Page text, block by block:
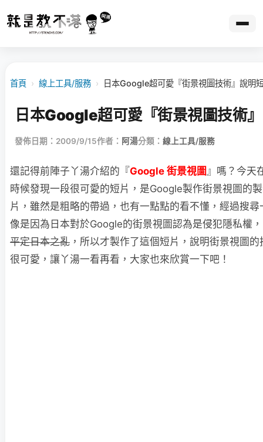
首頁 › 線上工具/服務 › 日本Google超可愛『街景視圖技術』說明
日本Google超可愛『街景視圖技術
發佈日期：2009/9/15作者： 阿湯分類： 線上工具/服務
還記得前陣子丫湯介紹的『Google 街景視圖』嗎？今天
時候發現一段很可愛的短片，是Google製作街景視圖的
片，雖然是粗略的帶過，也有一點點的看不懂，經過搜
像是因為日本對於Google的街景視圖認為是侵犯隱私權
平定日本之亂 ，所以才製作了這個短片，說明街景視圖
很可愛，讓丫湯一看再看，大家也來欣賞一下吧！